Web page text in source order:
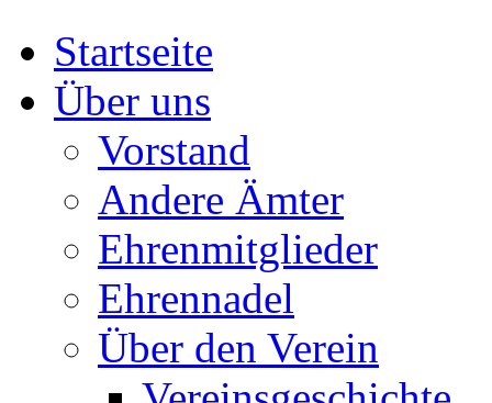
Startseite
Über uns
Vorstand
Andere Ämter
Ehrenmitglieder
Ehrennadel
Über den Verein